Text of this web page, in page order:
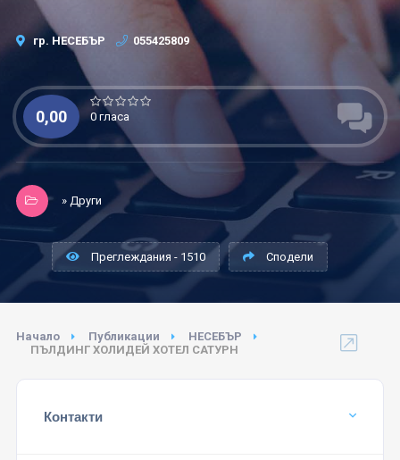
гр. НЕСЕБЪР 055425809
0,00 0 гласа
» Други
Преглеждания - 1510 Сподели
Начало Публикации
НЕСЕБЪР
ПЪЛДИНГ ХОЛИДЕЙ ХОТЕЛ САТУРН
Контакти